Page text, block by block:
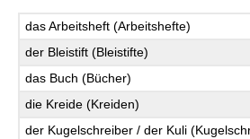
das Arbeitsheft (Arbeitshefte)
der Bleistift (Bleistifte)
das Buch (Bücher)
die Kreide (Kreiden)
der Kugelschreiber / der Kuli